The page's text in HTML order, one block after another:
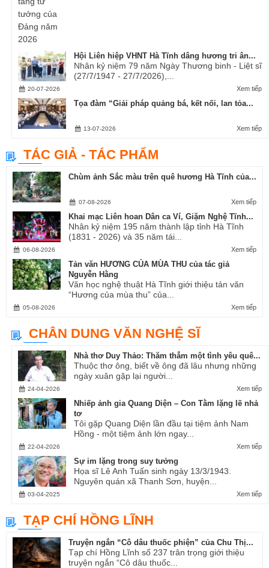
Hội Liên hiệp VHNT Hà Tĩnh dâng hương tri ân...
Nhân kỷ niệm 79 năm Ngày Thương binh - Liệt sĩ
(27/7/1947 - 27/7/2026),...
Xem tiếp
20-07-2026
Tọa đàm “Giải pháp quảng bá, kết nối, lan tỏa...
Xem tiếp
13-07-2026
TÁC GIẢ - TÁC PHẨM
Chùm ảnh Sắc màu trên quê hương Hà Tĩnh của...
Xem tiếp
07-08-2026
Khai mạc Liên hoan Dân ca Ví, Giặm Nghệ Tĩnh...
Nhân kỷ niệm 195 năm thành lập tỉnh Hà Tĩnh
(1831 - 2026) và 35 năm tái...
Xem tiếp
06-08-2026
Tản văn HƯƠNG CỦA MÙA THU của tác giả
Nguyễn Hằng
Văn học nghệ thuật Hà Tĩnh giới thiệu tản văn
“Hương của mùa thu” của...
Xem tiếp
05-08-2026
CHÂN DUNG VĂN NGHỆ SĨ
Nhà thơ Duy Thảo: Thăm thẳm một tình yêu quê...
Thuộc thơ ông, biết về ông đã lâu nhưng những
ngày xuân gặp lại người...
Xem tiếp
24-04-2026
Nhiếp ảnh gia Quang Diện – Con Tằm lặng lẽ nhả
tơ
Tôi gặp Quang Diện lần đầu tại tiệm ảnh Nam
Hồng - một tiệm ảnh lớn ngay...
Xem tiếp
22-04-2026
Sự im lặng trong suy tưởng
Họa sĩ Lê Anh Tuấn sinh ngày 13/3/1943.
Nguyên quán xã Thanh Sơn, huyện...
Xem tiếp
03-04-2025
TẠP CHÍ HỒNG LĨNH
Truyện ngắn “Cô dâu thuốc phiện” của Chu Thị...
Tạp chí Hồng Lĩnh số 237 trân trọng giới thiệu
truyện ngắn “Cô dâu thuốc...